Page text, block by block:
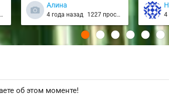
из 10 серии
Алина
4 года назад 1227 просмотров 4
об этом моменте!